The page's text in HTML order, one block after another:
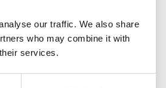
our traffic. We also share
who may combine it with
services.
stål look